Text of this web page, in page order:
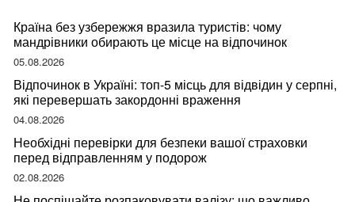
Країна без узбережжя вразила туристів: чому
мандрівники обирають це місце на відпочинок
05.08.2026
Відпочинок в Україні: топ-5 місць для відвідин у серпні,
які перевершать закордонні враження
04.08.2026
Необхідні перевірки для безпеки вашої страховки
перед відправленням у подорож
02.08.2026